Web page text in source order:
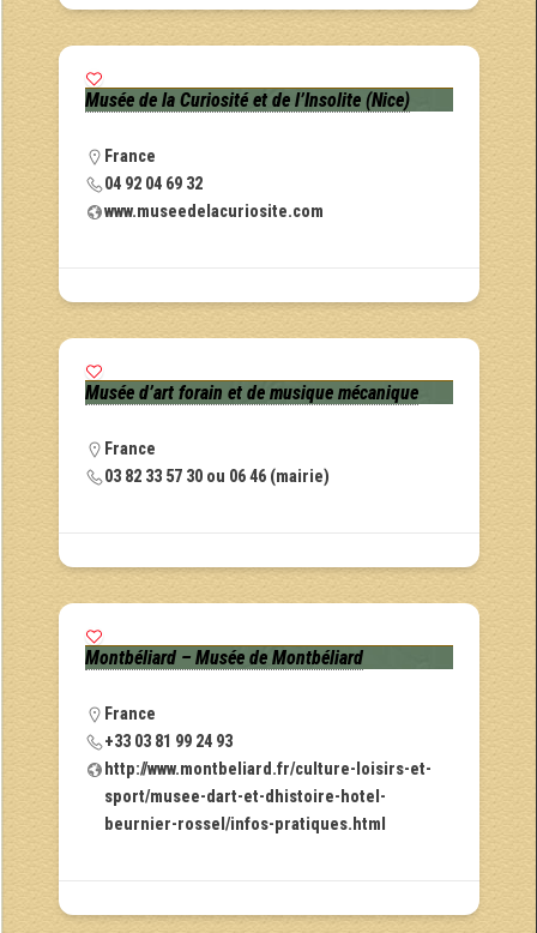
Musée de la Curiosité et de l’Insolite (Nice)
France
04 92 04 69 32
www.museedelacuriosite.com
Musée d’art forain et de musique mécanique
France
03 82 33 57 30 ou 06 46 (mairie)
Montbéliard – Musée de Montbéliard
France
+33 03 81 99 24 93
http://www.montbeliard.fr/culture-loisirs-et-
sport/musee-dart-et-dhistoire-hotel-
beurnier-rossel/infos-pratiques.html